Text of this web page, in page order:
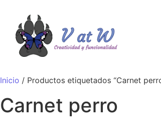
Inicio / Productos etiquetados “Carnet
Carnet perro